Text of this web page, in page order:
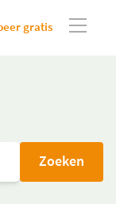
gratis
Zoeken